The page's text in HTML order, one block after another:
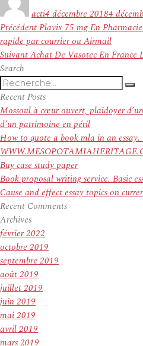
actile
4 décembre 20184
Navigation
de
l’article
PrécédentArticle
précédent :
Plavix 75 mg En
rapide par courrier ou Airmail
SuivantArticle
Achat De Vasotec En France
Search
Recherche
pour
:
Recent Posts
Mossoul à cœur ouvert, plaidoyer
d’un patrimoine en péril
How to quote a book mla in an
Buy case study paper
Book proposal writing service. Basic
Cause and effect essay topics on
Recent Comments
Archives
février 2022
octobre 2019
septembre 2019
août 2019
juillet 2019
juin 2019
mai 2019
avril 2019
mars 2019